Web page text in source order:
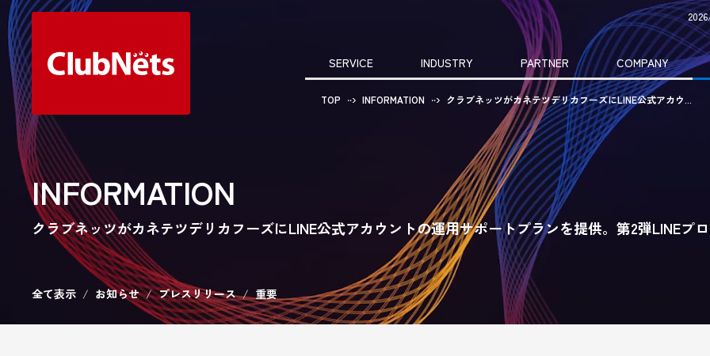
SERVICE INDUSTRY PARTNER COMPANY
TOP INFORMATION クラブネッツがカネテツデリカフーズにLINE公式アカウ...
INFORMATION
クラブネッツがカネテツデリカフーズにLINE公式アカウントの運用サポートプランを提供。第2弾LINEプ
全て表示 お知らせ プレスリリース 重要